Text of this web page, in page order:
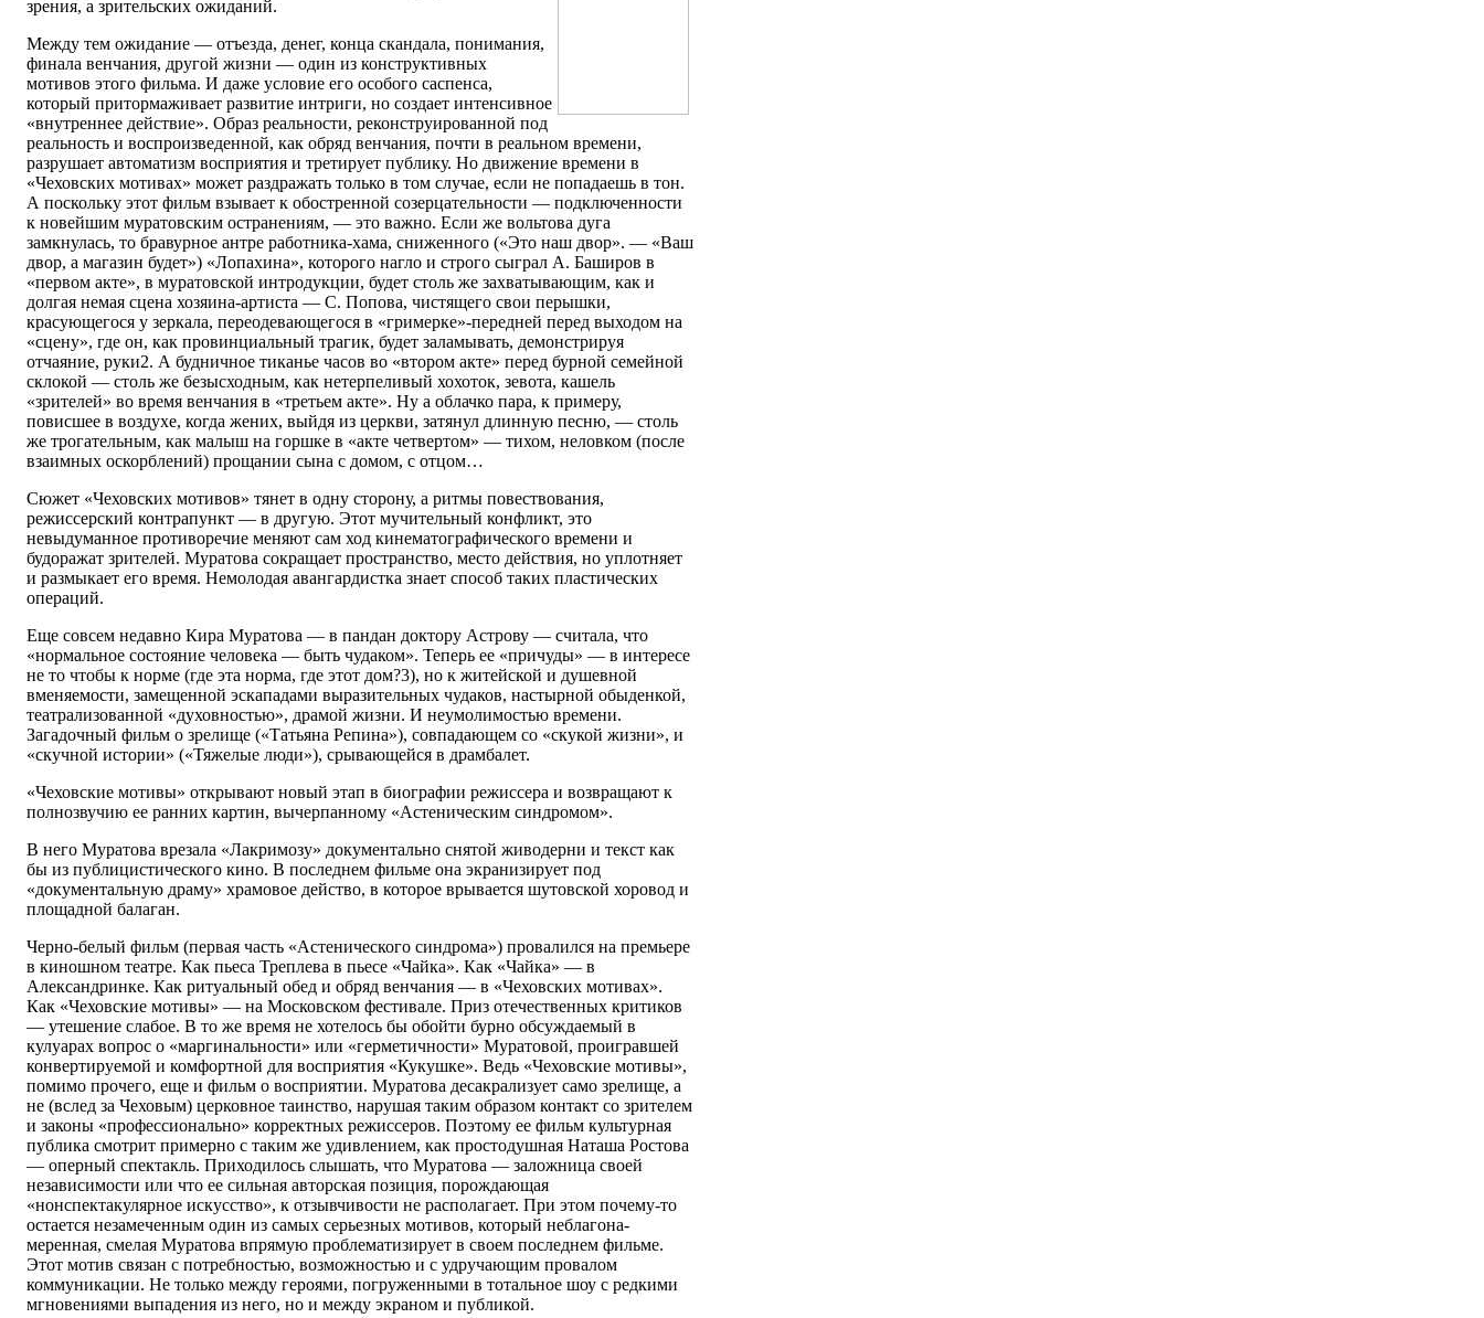
зрения, а зрительских ожиданий.
Между тем ожидание — отъезда, денег, конца скандала, понимания,
финала венчания, другой жизни — один из конструктивных
мотивов этого фильма. И даже условие его особого саспенса,
который притормаживает развитие интриги, но создает интенсивное
«внутреннее действие». Образ реальности, реконструированной под
реальность и воспроизведенной, как обряд венчания, почти в реальном времени,
разрушает автоматизм восприятия и третирует публику. Но движение времени в
«Чеховских мотивах» может раздражать только в том случае, если не попадаешь в тон.
А поскольку этот фильм взывает к обостренной созерцательности — подключенности
к новейшим муратовским остранениям, — это важно. Если же вольтова дуга
замкнулась, то бравурное антре работника-хама, сниженного («Это наш двор». — «Ваш
двор, а магазин будет») «Лопахина», которого нагло и строго сыграл А. Баширов в
«первом акте», в муратовской интродукции, будет столь же захватывающим, как и
долгая немая сцена хозяина-артиста — С. Попова, чистящего свои перышки,
красующегося у зеркала, переодевающегося в «гримерке»-передней перед выходом на
«сцену», где он, как провинциальный трагик, будет заламывать, демонстрируя
отчаяние, руки2. А будничное тиканье часов во «втором акте» перед бурной семейной
склокой — столь же безысходным, как нетерпеливый хохоток, зевота, кашель
«зрителей» во время венчания в «третьем акте». Ну а облачко пара, к примеру,
повисшее в воздухе, когда жених, выйдя из церкви, затянул длинную песню, — столь
же трогательным, как малыш на горшке в «акте четвертом» — тихом, неловком (после
взаимных оскорблений) прощании сына с домом, с отцом…
Сюжет «Чеховских мотивов» тянет в одну сторону, а ритмы повествования,
режиссерский контрапункт — в другую. Этот мучительный конфликт, это
невыдуманное противоречие меняют сам ход кинематографического времени и
будоражат зрителей. Муратова сокращает пространство, место действия, но уплотняет
и размыкает его время. Немолодая авангардистка знает способ таких пластических
операций.
Еще совсем недавно Кира Муратова — в пандан доктору Астрову — считала, что
«нормальное состояние человека — быть чудаком». Теперь ее «причуды» — в интересе
не то чтобы к норме (где эта норма, где этот дом?3), но к житейской и душевной
вменяемости, замещенной эскападами выразительных чудаков, настырной обыденкой,
театрализованной «духовностью», драмой жизни. И неумолимостью времени.
Загадочный фильм о зрелище («Татьяна Репина»), совпадающем со «скукой жизни», и
«скучной истории» («Тяжелые люди»), срывающейся в драмбалет.
«Чеховские мотивы» открывают новый этап в биографии режиссера и возвращают к
полнозвучию ее ранних картин, вычерпанному «Астеническим синдромом».
В него Муратова врезала «Лакримозу» документально снятой живодерни и текст как
бы из публицистического кино. В последнем фильме она экранизирует под
«документальную драму» храмовое действо, в которое врывается шутовской хоровод и
площадной балаган.
Черно-белый фильм (первая часть «Астенического синдрома») провалился на премьере
в киношном театре. Как пьеса Треплева в пьесе «Чайка». Как «Чайка» — в
Александринке. Как ритуальный обед и обряд венчания — в «Чеховских мотивах».
Как «Чеховские мотивы» — на Московском фестивале. Приз отечественных критиков
— утешение слабое. В то же время не хотелось бы обойти бурно обсуждаемый в
кулуарах вопрос о «маргинальности» или «герметичности» Муратовой, проигравшей
конвертируемой и комфортной для восприятия «Кукушке». Ведь «Чеховские мотивы»,
помимо прочего, еще и фильм о восприятии. Муратова десакрализует само зрелище, а
не (вслед за Чеховым) церковное таинство, нарушая таким образом контакт со зрителем
и законы «профессионально» корректных режиссеров. Поэтому ее фильм культурная
публика смотрит примерно с таким же удивлением, как простодушная Наташа Ростова
— оперный спектакль. Приходилось слышать, что Муратова — заложница своей
независимости или что ее сильная авторская позиция, порождающая
«нонспектакулярное искусство», к отзывчивости не располагает. При этом почему-то
остается незамеченным один из самых серьезных мотивов, который неблагона-
меренная, смелая Муратова впрямую проблематизирует в своем последнем фильме.
Этот мотив связан с потребностью, возможностью и с удручающим провалом
коммуникации. Не только между героями, погруженными в тотальное шоу с редкими
мгновениями выпадения из него, но и между экраном и публикой.